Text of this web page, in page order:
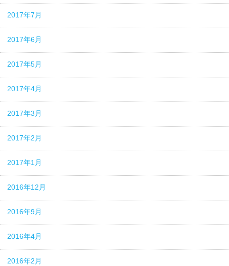
2017年7月
2017年6月
2017年5月
2017年4月
2017年3月
2017年2月
2017年1月
2016年12月
2016年9月
2016年4月
2016年2月